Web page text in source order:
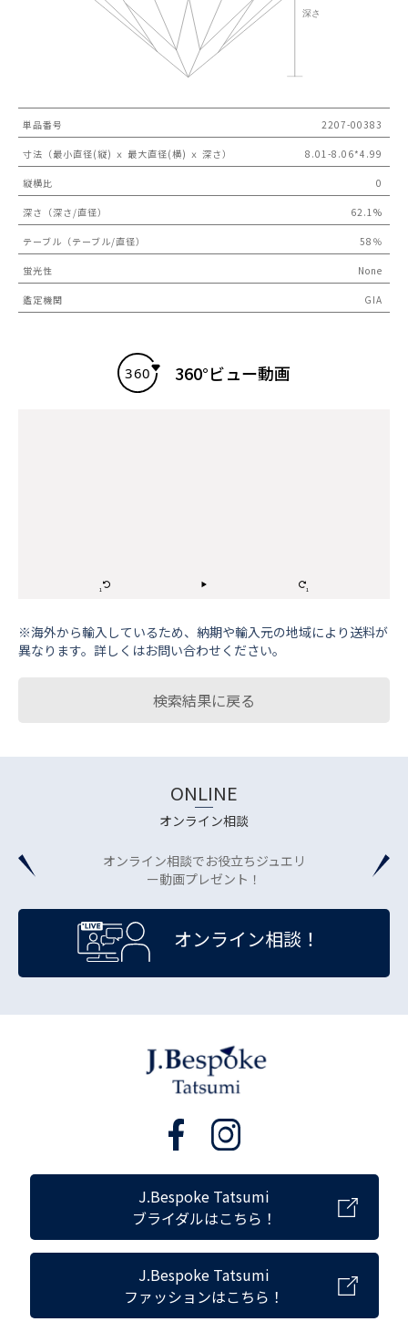
単品番号 2207-00383
寸法（最小直径(縦) ｘ 最大直径(横) ｘ 深さ） 8.01-8.06*4.99
縦横比 0
深さ（深さ/直径） 62.1%
テーブル（テーブル/直径） 58％
蛍光性 None
鑑定機関 GIA
360°ビュー動画
※海外から輸⼊しているため、納期や輸⼊元の地域により送料が
異なります。詳しくはお問い合わせください。
検索結果に戻る
ONLINE
オンライン相談
オンライン相談でお役立ちジュエリ
ー動画プレゼント！
オンライン相談！
J.Bespoke Tatsumi
ブライダルはこちら！
J.Bespoke Tatsumi
ファッションはこちら！